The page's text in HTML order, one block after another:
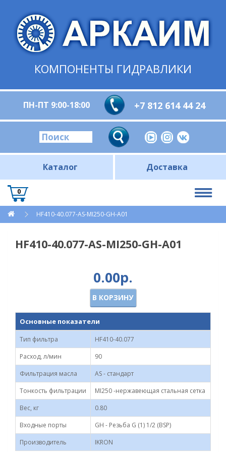
КОМПОНЕНТЫ ГИДРАВЛИКИ
ПН-ПТ 9:00-18:00 +7 812 614 44 24
Каталог Доставка
0
HF410-40.077-AS-MI250-GH-A01
HF410-40.077-AS-MI250-GH-A01
0.00р.
В КОРЗИНУ
Основные показатели
Тип фильтра
HF410-40.077
Расход, л/мин
90
Фильтрация масла
AS - стандарт
Тонкость фильтрации
MI250 -нержавеющая стальная сетка
Вес, кг
0.80
Входные порты
GH - Резьба G (1) 1/2 (BSP)
Производитель
IKRON